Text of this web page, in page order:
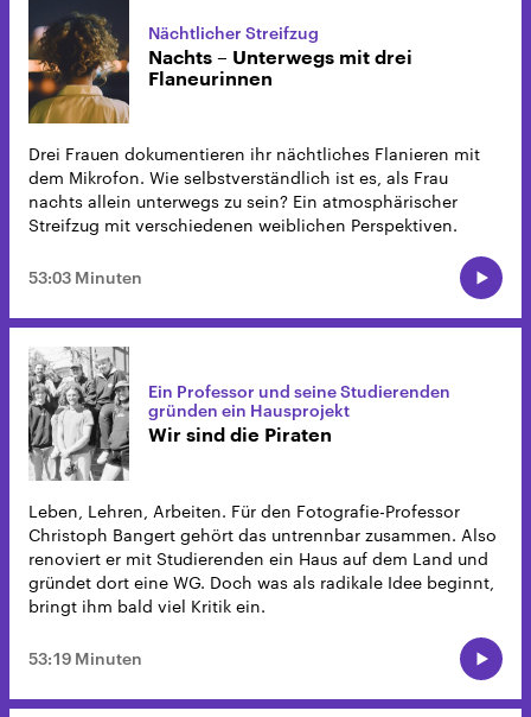
Nächtlicher Streifzug
Nachts – Unterwegs mit drei
Flaneurinnen
Drei Frauen dokumentieren ihr nächtliches Flanieren mit
dem Mikrofon. Wie selbstverständlich ist es, als Frau
nachts allein unterwegs zu sein? Ein atmosphärischer
Streifzug mit verschiedenen weiblichen Perspektiven.
53:03 Minuten
Ein Professor und seine Studierenden
gründen ein Hausprojekt
Wir sind die Piraten
Leben, Lehren, Arbeiten. Für den Fotografie-Professor
Christoph Bangert gehört das untrennbar zusammen. Also
renoviert er mit Studierenden ein Haus auf dem Land und
gründet dort eine WG. Doch was als radikale Idee beginnt,
bringt ihm bald viel Kritik ein.
53:19 Minuten